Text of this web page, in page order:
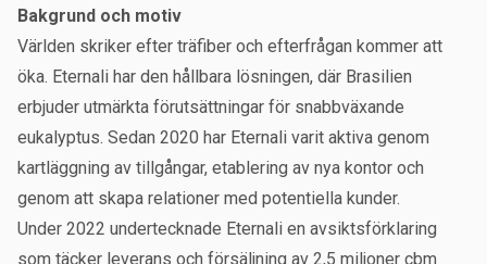
Bakgrund och motiv
Världen skriker efter träfiber och efterfrågan kommer att
öka. Eternali har den hållbara lösningen, där Brasilien
erbjuder utmärkta förutsättningar för snabbväxande
eukalyptus. Sedan 2020 har Eternali varit aktiva genom
kartläggning av tillgångar, etablering av nya kontor och
genom att skapa relationer med potentiella kunder.
Under 2022 undertecknade Eternali en avsiktsförklaring
som täcker leverans och försäljning av 2,5 miljoner cbm